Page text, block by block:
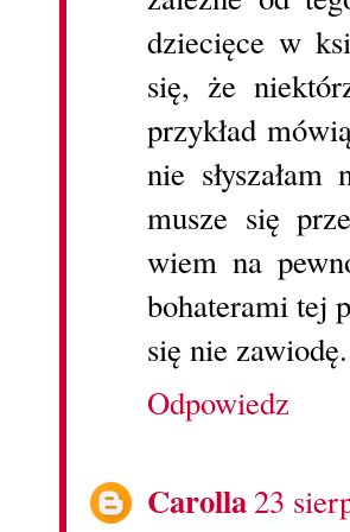
dziecięce w
się, że
przykład
nie
musze się
wiem na
bohaterami tej
się nie zawiodę.
Odpowiedz
Carolla23